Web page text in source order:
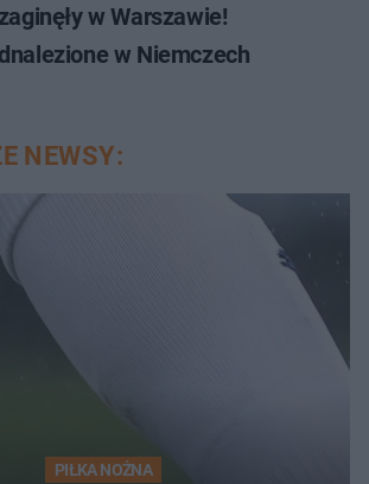
w Warszawie!
w Niemczech
NEWSY:
PIŁKA NOŻNA